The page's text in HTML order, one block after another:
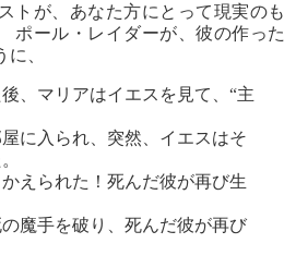
トが、あなた方にとって現実のも
ール・レイダーが、彼の作った
、
、マリアはイエスを見て、“主
に入られ、突然、イエスはそ
えられた！死んだ彼が再び生
魔手を破り、死んだ彼が再び